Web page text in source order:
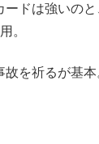
ドは強いの
。
を祈るが基本